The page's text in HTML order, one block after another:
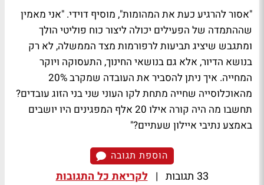
"אסור להרגיע כעת את המהומות", מוסיף דוידי. "אני מאמין
שההתמדה של הפעילים יכולה ליצור כוח פוליטי הולך
ומתגבש שיציג תביעות לרפורמות מצד הממשלה, לא רק
בנושא הדיור, אלא גם בנושאי החינוך, התעסוקה ויוקר
המחייה. איך ניתן להסביר את העובדה שמקרב 20%
מהאוכלוסייה שחייה מתחת לקו העוני שני בני הזוג עובדים?
תחשבו מה היה קורה אילו 20 אלף המפגינים היו יושבים
באמצע נתיבי איילון שעתיים?"
הוספת תגובה
33 תגובות | לקריאת כל התגובות